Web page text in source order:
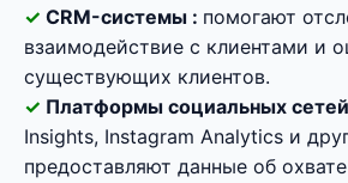
CRM-системы : помогают
взаимодействие с клиентами и
существующих клиентов.
Платформы социальных
Insights, Instagram Analytics и
предоставляют данные об